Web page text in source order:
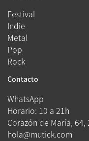
Festival
Indie
Metal
Pop
Rock
Contacto
WhatsApp
Horario: 10 a 21h
Corazón de María,
hola@mutick.com